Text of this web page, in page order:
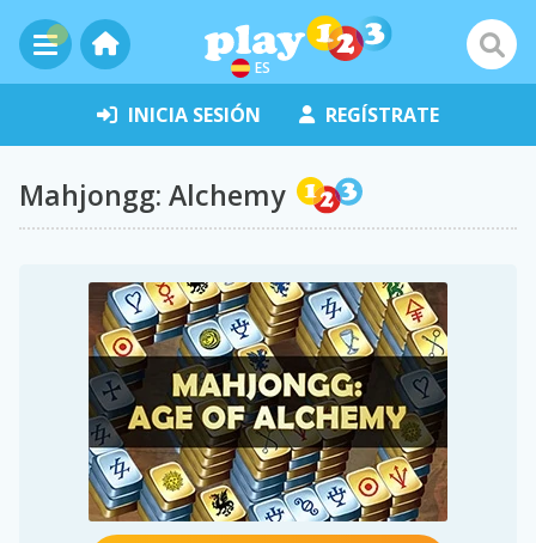
ES
INICIA SESIÓN REGÍSTRATE
Mahjongg: Alchemy